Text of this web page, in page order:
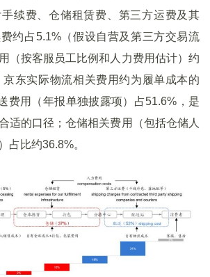
续费、仓储租赁费、第三方运费及其
约占5.1%（假设自营及第三方交易流
（按客服员工比例和人力费用估计）约
京东实际物流相关费用约为履单成本的
费用（年报单独披露项）占51.6%，是
适的口径；仓储相关费用（包括仓储人
占比约36.8%。